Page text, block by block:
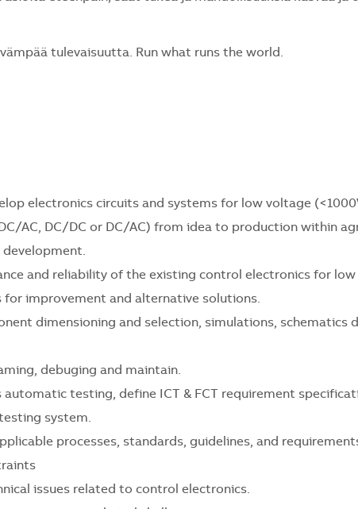
tulevaisuutta. Run what runs the world.
electronics circuits and systems for low voltage
AC, DC/DC or DC/AC) from idea to production within
and reliability of the existing control electronics for
for improvement and alternative solutions.
dimensioning and selection, simulations, schematics
debuging and maintain.
testing, define ICT & FCT requirement
system.
processes, standards, guidelines, and
issues related to control electronics.